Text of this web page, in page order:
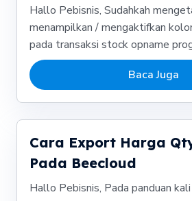
Hallo Pebisnis, Sudahkah
menampilkan / mengaktifkan
pada transaksi stock opname
Baca Juga
Cara Export Harga
Pada Beecloud
Hallo Pebisnis, Pada panduan kali